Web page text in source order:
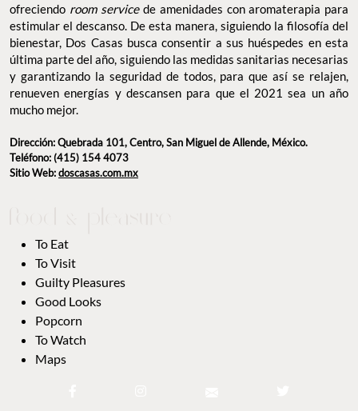
ofreciendo room servicede amenidades con aromaterapia para
estimular el descanso. De esta manera, siguiendo la filosofía del
bienestar, Dos Casas busca consentir a sus huéspedes en esta
última parte del año, siguiendo las medidas sanitarias necesarias
y garantizando la seguridad de todos, para que así se relajen,
renueven energías y descansen para que el 2021 sea un año
mucho mejor.
Dirección: Quebrada 101, Centro, San Miguel de Allende, México.
Teléfono: (415) 154 4073
Sitio Web:doscasas.com.mx
To Eat
To Visit
Guilty Pleasures
Good Looks
Popcorn
To Watch
Maps